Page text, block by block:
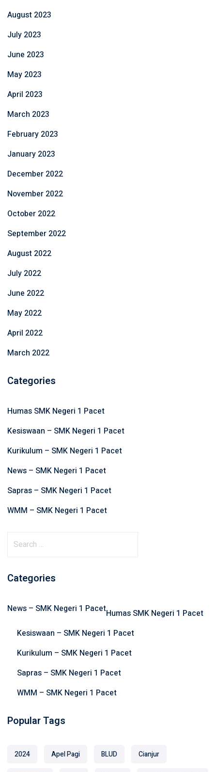
August 2023
July 2023
June 2023
May 2023
April 2023
March 2023
February 2023
January 2023
December 2022
November 2022
October 2022
September 2022
August 2022
July 2022
June 2022
May 2022
April 2022
March 2022
Categories
Humas SMK Negeri 1 Pacet
Kesiswaan – SMK Negeri 1 Pacet
Kurikulum – SMK Negeri 1 Pacet
News – SMK Negeri 1 Pacet
Sapras – SMK Negeri 1 Pacet
WMM – SMK Negeri 1 Pacet
r
f
Categories
News – SMK Negeri 1 PacetHumas SMK Negeri 1 Pacet
Kesiswaan – SMK Negeri 1 Pacet
Kurikulum – SMK Negeri 1 Pacet
Sapras – SMK Negeri 1 Pacet
WMM – SMK Negeri 1 Pacet
Popular Tags
2024 Apel Pagi BLUD Cianjur